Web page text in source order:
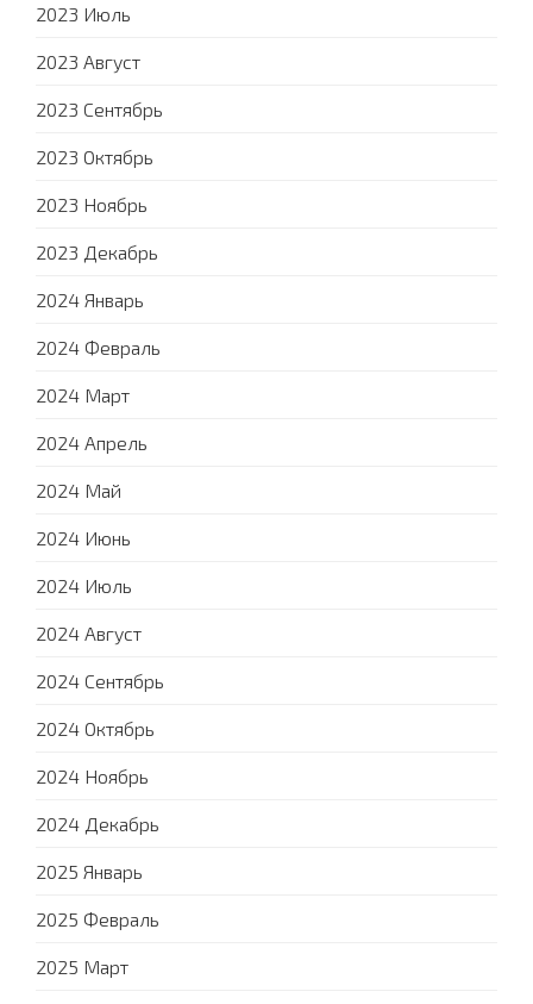
2023 Июль
2023 Август
2023 Сентябрь
2023 Октябрь
2023 Ноябрь
2023 Декабрь
2024 Январь
2024 Февраль
2024 Март
2024 Апрель
2024 Май
2024 Июнь
2024 Июль
2024 Август
2024 Сентябрь
2024 Октябрь
2024 Ноябрь
2024 Декабрь
2025 Январь
2025 Февраль
2025 Март